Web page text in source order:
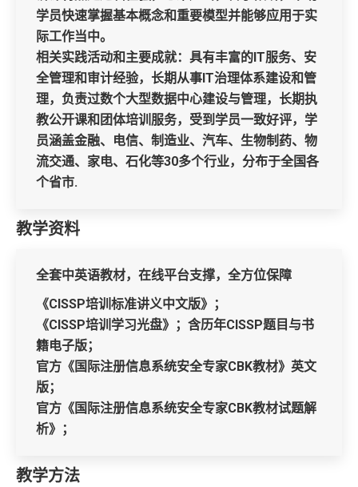
学员快速掌握基本概念和重要模型并能够应用于实
际工作当中。
相关实践活动和主要成就：具有丰富的IT服务、安
全管理和审计经验，长期从事IT治理体系建设和管
理，负责过数个大型数据中心建设与管理，长期执
教公开课和团体培训服务，受到学员一致好评，学
员涵盖金融、电信、制造业、汽车、生物制药、物
流交通、家电、石化等30多个行业，分布于全国各
个省市.
教学资料
全套中英语教材，在线平台支撑，全方位保障
《CISSP培训标准讲义中文版》；
《CISSP培训学习光盘》；含历年CISSP题目与书
籍电子版；
官方《国际注册信息系统安全专家CBK教材》英文
版；
官方《国际注册信息系统安全专家CBK教材试题解
析》；
教学方法